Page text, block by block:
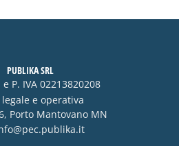
PUBLIKA SRL
e P. IVA 02213820208
legale e operativa
Porto Mantovano MN